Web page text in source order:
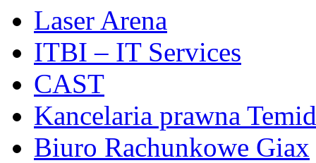
Laser Arena
ITBI – IT Services
CAST
Kancelaria prawna
Biuro Rachunkowe Giax